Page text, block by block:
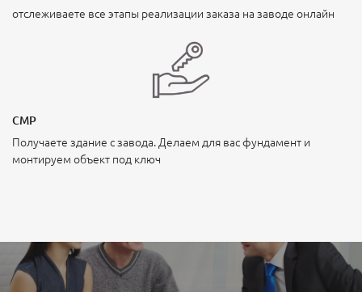
отслеживаете все этапы реализации заказа на заводе онлайн
СМР
Получаете здание с завода. Делаем для вас фундамент и
монтируем объект под ключ